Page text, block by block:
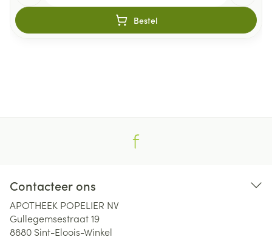
Bestel
Contacteer ons
APOTHEEK POPELIER NV
Gullegemsestraat 19
8880 Sint-Eloois-Winkel